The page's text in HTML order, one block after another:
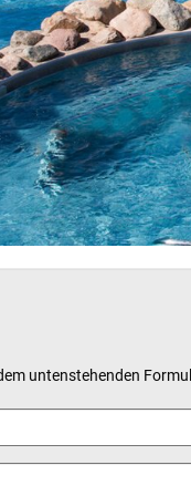
untenstehenden